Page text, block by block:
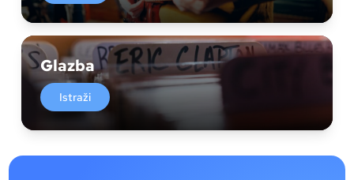
Glazba
Istraži